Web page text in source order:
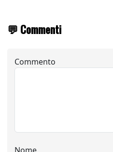
💬 Commenti